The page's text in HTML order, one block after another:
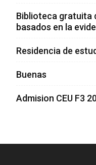
Biblioteca gratuita
basados en la
Residencia de
Buenas
Admision CEU F3